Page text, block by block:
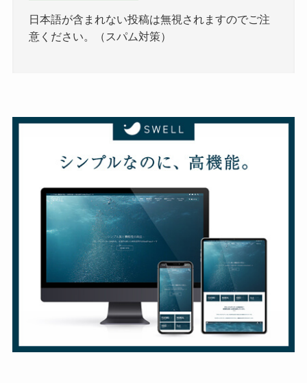
日本語が含まれない投稿は無視されますのでご注
意ください。（スパム対策）